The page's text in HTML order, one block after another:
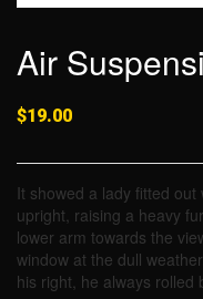
Air
$19.00
It showed a lady fitted
upright, raising a heavy
lower arm towards the
window at the dull
his right, he always rolled